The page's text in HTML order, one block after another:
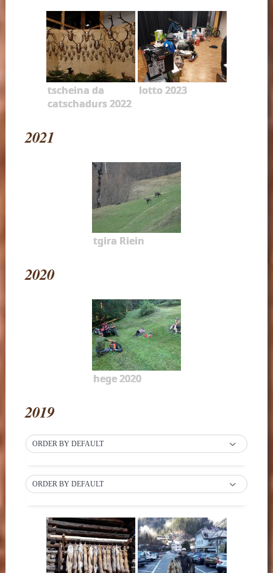
tscheina da
catschadurs 2022
lotto 2023
2021
tgira Riein
2020
hege 2020
2019
ORDER BY DEFAULT
ORDER BY DEFAULT